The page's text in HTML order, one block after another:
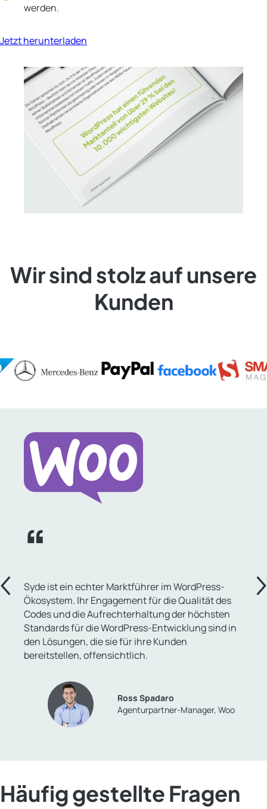
werden.
Jetzt herunterladen
Wir sind stolz auf unsere
Kunden
Syde ist ein echter Marktführer im WordPress-
Ökosystem. Ihr Engagement für die Qualität des
Codes und die Aufrechterhaltung der höchsten
Standards für die WordPress-Entwicklung sind in
den Lösungen, die sie für ihre Kunden
bereitstellen, offensichtlich.
Ross Spadaro
Agenturpartner-Manager, Woo
Häufig gestellte Fragen